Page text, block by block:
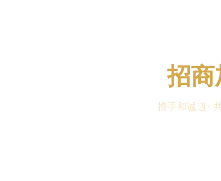
招商
携手和诚道·